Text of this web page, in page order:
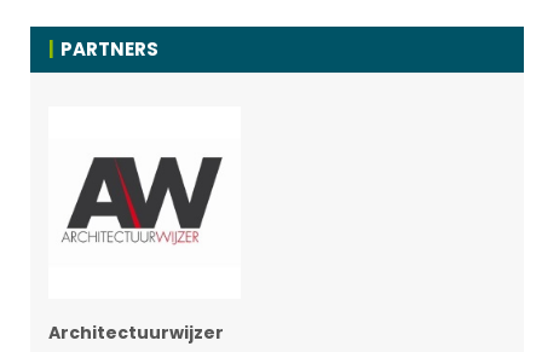
PARTNERS
Architectuurwijzer